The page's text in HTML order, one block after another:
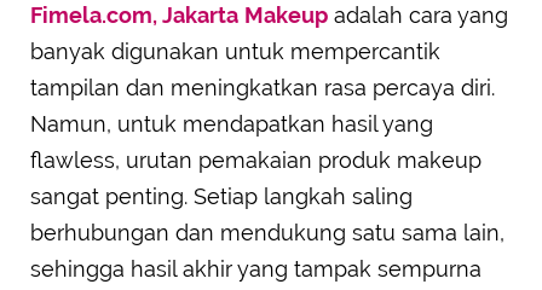
Fimela.com, Jakarta Makeup adalah cara yang
banyak digunakan untuk mempercantik
tampilan dan meningkatkan rasa percaya diri.
Namun, untuk mendapatkan hasil yang
flawless, urutan pemakaian produk makeup
sangat penting. Setiap langkah saling
berhubungan dan mendukung satu sama lain,
sehingga hasil akhir yang tampak sempurna